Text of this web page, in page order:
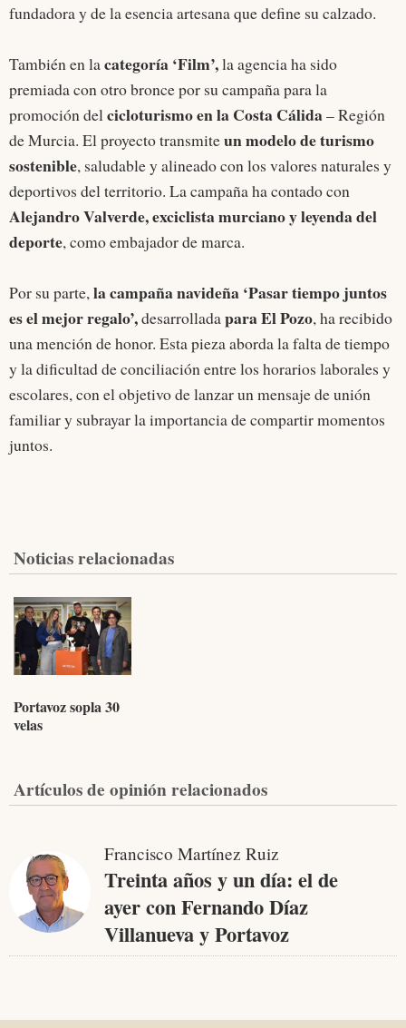
fundadora y de la esencia artesana que define su calzado.
También en lacategoría ‘Film’,la agencia ha sido
premiada con otro bronce por su campaña para la
promoción delcicloturismo en la Costa Cálida– Región
de Murcia. El proyecto transmiteun modelo de turismo
sostenible, saludable y alineado con los valores naturales y
deportivos del territorio. La campaña ha contado con
Alejandro Valverde, exciclista murciano y leyenda del
deporte, como embajador de marca.
Por su parte,la campaña navideña ‘Pasar tiempo juntos
es el mejor regalo’,desarrolladapara El Pozo, ha recibido
una mención de honor. Esta pieza aborda la falta de tiempo
y la dificultad de conciliación entre los horarios laborales y
escolares, con el objetivo de lanzar un mensaje de unión
familiar y subrayar la importancia de compartir momentos
juntos.
Noticias relacionadas
Portavoz sopla 30
velas
Artículos de opinión relacionados
Francisco Martínez Ruiz
Treinta años y un día: el de
ayer con Fernando Díaz
Villanueva y Portavoz